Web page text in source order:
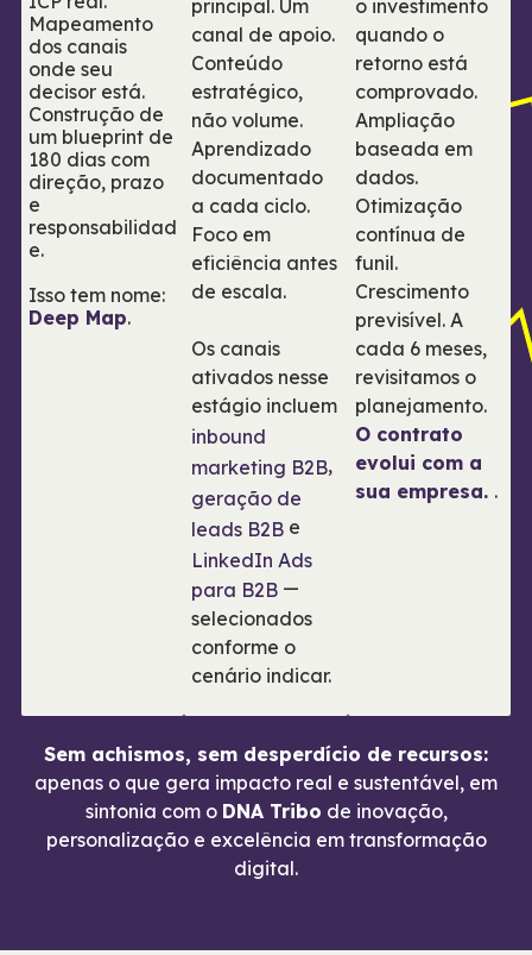
Mapeamento
dos canais
onde seu
decisor está.
Construção de
um blueprint de
180 dias com
direção, prazo
e
responsabilidad
e.
Isso tem nome:
Deep Map.
principal. Um
canal de apoio.
Conteúdo
estratégico,
não volume.
Aprendizado
documentado
a cada ciclo.
Foco em
eficiência antes
de escala.
Os canais
ativados nesse
estágio incluem
inbound
marketing B2B,
geração de
leads B2B e
LinkedIn Ads
para B2B —
selecionados
conforme o
cenário indicar.
o investimento
quando o
retorno está
comprovado.
Ampliação
baseada em
dados.
Otimização
contínua de
funil.
Crescimento
previsível. A
cada 6 meses,
revisitamos o
planejamento.
O contrato
evolui com a
sua empresa. .
Sem achismos, sem desperdício de recursos:
apenas o que gera impacto real e sustentável, em
sintonia com o DNA Tribo de inovação,
personalização e excelência em transformação
digital.